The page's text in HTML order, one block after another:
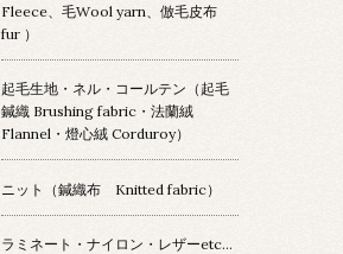
Fleece、毛Wool yarn、倣毛皮布
fur ）
起毛生地・ネル・コールテン（起毛
鍼織 Brushing fabric・法蘭絨
Flannel・燈心絨 Corduroy）
ニット（鍼織布 Knitted fabric）
ラミネート・ナイロン・レザーetc…